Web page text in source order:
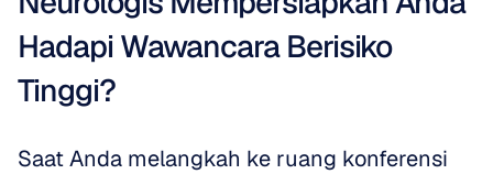
Hadapi Wawancara Berisiko
Tinggi?
Saat Anda melangkah ke ruang konferensi